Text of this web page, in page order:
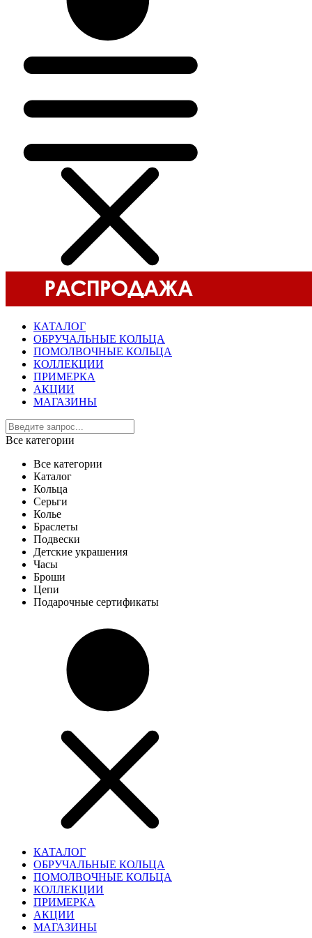
КАТАЛОГ
ОБРУЧАЛЬНЫЕ КОЛЬЦА
ПОМОЛВОЧНЫЕ КОЛЬЦА
КОЛЛЕКЦИИ
ПРИМЕРКА
АКЦИИ
МАГАЗИНЫ
Все категории
Все категории
Каталог
Кольца
Серьги
Колье
Браслеты
Подвески
Детские украшения
Часы
Броши
Цепи
Подарочные сертификаты
КАТАЛОГ
ОБРУЧАЛЬНЫЕ КОЛЬЦА
ПОМОЛВОЧНЫЕ КОЛЬЦА
КОЛЛЕКЦИИ
ПРИМЕРКА
АКЦИИ
МАГАЗИНЫ